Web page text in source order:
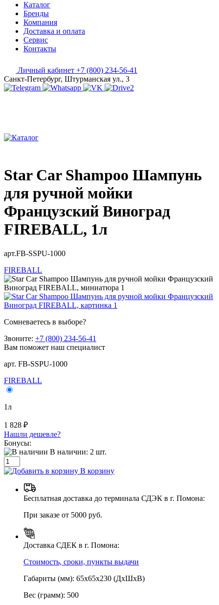
Каталог
Бренды
Компания
Доставка и оплата
Сервис
Контакты
Личный кабинет +7 (800) 234-56-41
Санкт-Петербург, Штурманская ул., 3
Star Car Shampoo Шампунь
для ручной мойки
Французский Виноград
FIREBALL, 1л
арт.FB-SSPU-1000
FIREBALL
Сомневаетесь в выборе?
Звоните: +7 (800) 234-56-41
Вам поможет наш специалист
арт. FB-SSPU-1000
FIREBALL
1л
1 828 ₽
Нашли дешевле?
Бонусы:
В наличии: 2 шт.
В корзину
Бесплатная доставка до терминала СДЭК в г. Помона:
При заказе от 5000 руб.
Доставка СДЕК в г. Помона:
Стоимость, сроки, пункты выдачи
Габариты (мм): 65х65х230 (ДхШхВ)
Вес (грамм): 500